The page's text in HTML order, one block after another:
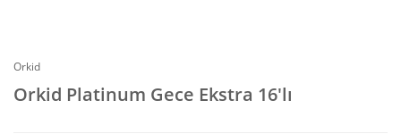
Orkid
Orkid Platinum Gece Ekstra 16'lı